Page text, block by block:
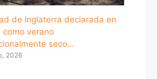
de Inglaterra declarada en
como verano
seco…
2026